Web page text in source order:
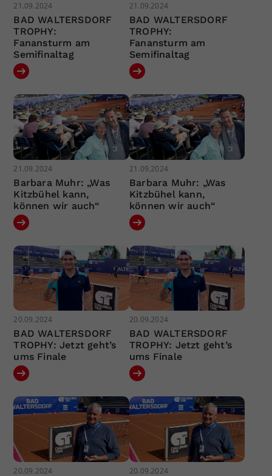
21.09.2024
BAD WALTERSDORF
TROPHY:
Fanansturm am
Semifinaltag
21.09.2024
BAD WALTERSDORF
TROPHY:
Fanansturm am
Semifinaltag
21.09.2024
Barbara Muhr: „Was
Kitzbühel kann,
können wir auch“
21.09.2024
Barbara Muhr: „Was
Kitzbühel kann,
können wir auch“
20.09.2024
BAD WALTERSDORF
TROPHY: Jetzt geht’s
ums Finale
20.09.2024
BAD WALTERSDORF
TROPHY: Jetzt geht’s
ums Finale
20.09.2024 20.09.2024